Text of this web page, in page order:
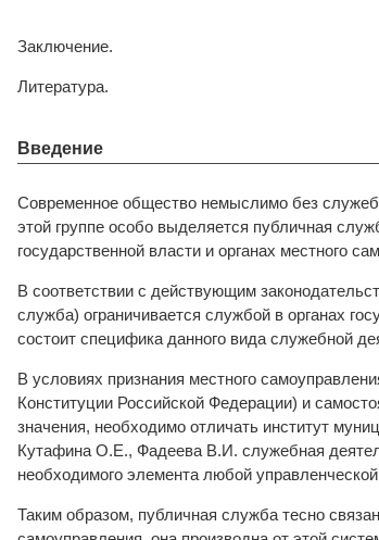
Заключение.
Литература.
Введение
Современное общество немыслимо без
этой группе особо выделяется публичная
государственной власти и органах местного
В соответствии с действующим
служба) ограничивается службой в органах
состоит специфика данного вида служебной
В условиях признания местного
Конституции Российской Федерации) и
значения, необходимо отличать институт
Кутафина О.Е., Фадеева В.И. служебная
необходимого элемента любой
Таким образом, публичная служба тесно